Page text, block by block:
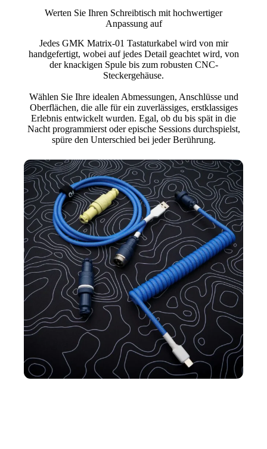
Werten Sie Ihren Schreibtisch mit hochwertiger
Anpassung auf
Jedes GMK Matrix-01 Tastaturkabel wird von mir
handgefertigt, wobei auf jedes Detail geachtet wird, von
der knackigen Spule bis zum robusten CNC-
Steckergehäuse.
Wählen Sie Ihre idealen Abmessungen, Anschlüsse und
Oberflächen, die alle für ein zuverlässiges, erstklassiges
Erlebnis entwickelt wurden. Egal, ob du bis spät in die
Nacht programmierst oder epische Sessions durchspielst,
spüre den Unterschied bei jeder Berührung.